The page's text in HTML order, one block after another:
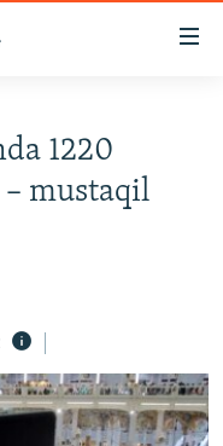
1220
– mustaqil